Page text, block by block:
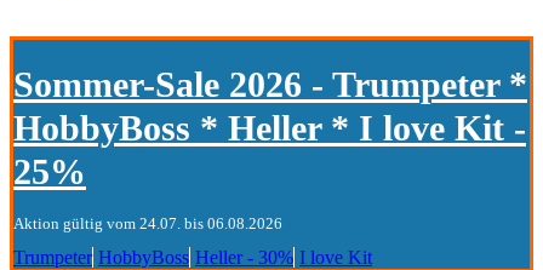
Sommer-Sale 2026 - Trumpeter *
HobbyBoss * Heller * I love Kit -
25%
Aktion gültig vom 24.07. bis 06.08.2026
Trumpeter HobbyBoss Heller - 30% I love Kit